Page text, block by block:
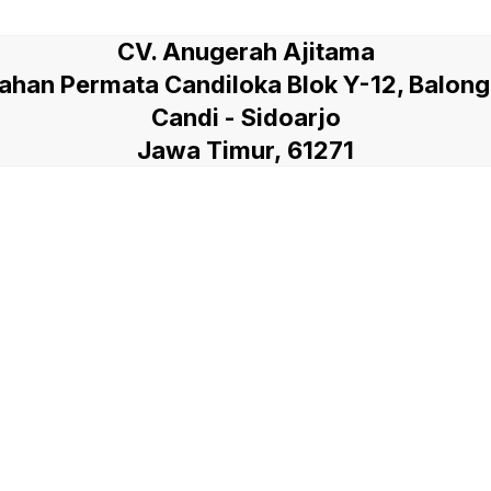
CV. Anugerah Ajitama
Permata Candiloka Blok Y-12,
Candi - Sidoarjo
Jawa Timur, 61271